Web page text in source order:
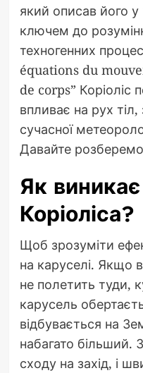
який описав його
ключем до
техногенних
équations du
de corps” Коріоліс
впливає на рух
сучасної
Давайте
Як
Коріоліса?
Щоб зрозуміти
на каруселі. Якщо
не полетить туди,
карусель
відбувається на
набагато більший.
сходу на захід, і